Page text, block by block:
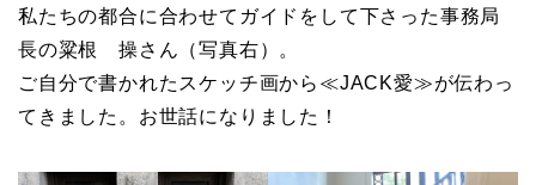
私たちの都合に合わせてガイドをして下さった事務局
長の粱根 操さん（写真右）。
ご自分で書かれたスケッチ画から≪JACK愛≫が伝わっ
てきました。お世話になりました！